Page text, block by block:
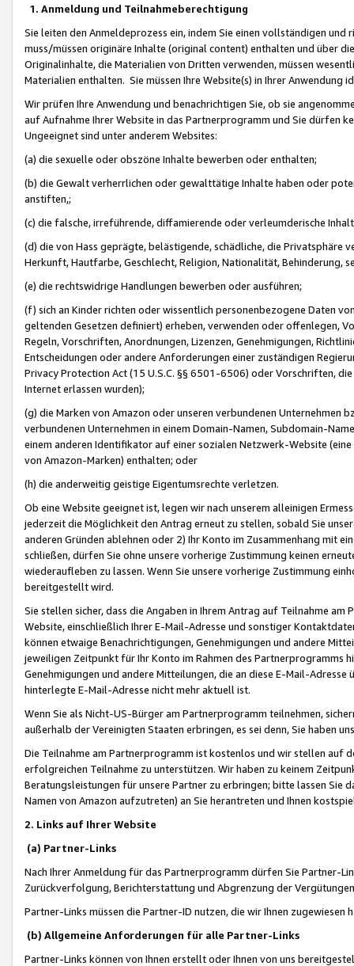
1. Anmeldung und Teilnahmeberechtigung
Sie leiten den Anmeldeprozess ein, indem Sie einen vollständigen
muss/müssen originäre Inhalte (original content) enthalten und über
Originalinhalte, die Materialien von Dritten verwenden, müssen
Materialien enthalten. Sie müssen Ihre Website(s) in Ihrer Anwendung
Wir prüfen Ihre Anwendung und benachrichtigen Sie, ob sie
auf Aufnahme Ihrer Website in das Partnerprogramm und Sie dürfen
Ungeeignet sind unter anderem Websites:
(a) die sexuelle oder obszöne Inhalte bewerben oder enthalten;
(b) die Gewalt verherrlichen oder gewalttätige Inhalte haben oder
anstiften,;
(c) die falsche, irreführende, diffamierende oder verleumderische
(d) die von Hass geprägte, belästigende, schädliche, die Privatsphäre
Herkunft, Hautfarbe, Geschlecht, Religion, Nationalität, Behinderung,
(e) die rechtswidrige Handlungen bewerben oder ausführen;
(f) sich an Kinder richten oder wissentlich personenbezogene Daten
geltenden Gesetzen definiert) erheben, verwenden oder offenlegen,
Regeln, Vorschriften, Anordnungen, Lizenzen, Genehmigungen,
Entscheidungen oder andere Anforderungen einer zuständigen
Privacy Protection Act (15 U.S.C. §§ 6501-6506) oder Vorschriften,
Internet erlassen wurden);
(g) die Marken von Amazon oder unseren verbundenen Unternehmen
verbundenen Unternehmen in einem Domain-Namen, Subdomain-
einem anderen Identifikator auf einer sozialen Netzwerk-Website
von Amazon-Marken) enthalten; oder
(h) die anderweitig geistige Eigentumsrechte verletzen.
Ob eine Website geeignet ist, legen wir nach unserem alleinigen
jederzeit die Möglichkeit den Antrag erneut zu stellen, sobald Sie
anderen Gründen ablehnen oder 2) Ihr Konto im Zusammenhang mit
schließen, dürfen Sie ohne unsere vorherige Zustimmung keinen
wiederaufleben zu lassen. Wenn Sie unsere vorherige Zustimmung
bereitgestellt wird.
Sie stellen sicher, dass die Angaben in Ihrem Antrag auf Teilnahme
Website, einschließlich Ihrer E-Mail-Adresse und sonstiger
können etwaige Benachrichtigungen, Genehmigungen und andere
jeweiligen Zeitpunkt für Ihr Konto im Rahmen des Partnerprogramms
Genehmigungen und andere Mitteilungen, die an diese E-Mail-
hinterlegte E-Mail-Adresse nicht mehr aktuell ist.
Wenn Sie als Nicht-US-Bürger am Partnerprogramm teilnehmen,
außerhalb der Vereinigten Staaten erbringen, es sei denn, Sie haben
Die Teilnahme am Partnerprogramm ist kostenlos und wir stellen auf
erfolgreichen Teilnahme zu unterstützen. Wir haben zu keinem
Beratungsleistungen für unsere Partner zu erbringen; bitte lassen Sie
Namen von Amazon aufzutreten) an Sie herantreten und Ihnen
2. Links auf Ihrer Website
(a) Partner-Links
Nach Ihrer Anmeldung für das Partnerprogramm dürfen Sie Partner-
Zurückverfolgung, Berichterstattung und Abgrenzung der
Partner-Links müssen die Partner-ID nutzen, die wir Ihnen zugewiesen
(b) Allgemeine Anforderungen für alle Partner-Links
Partner-Links können von Ihnen erstellt oder Ihnen von uns